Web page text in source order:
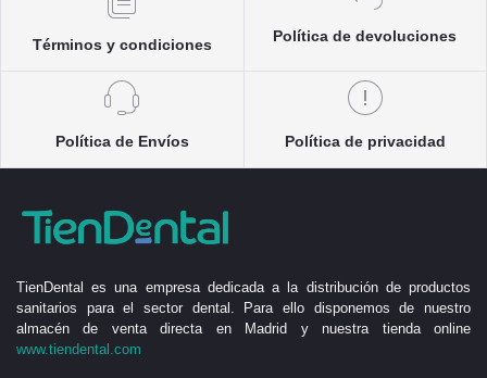
Términos y condiciones
Política de devoluciones
Política de Envíos Política de privacidad
TienDental es una empresa dedicada a la distribución de productos
sanitarios para el sector dental. Para ello disponemos de nuestro
almacén de venta directa en Madrid y nuestra tienda online
www.tiendental.com